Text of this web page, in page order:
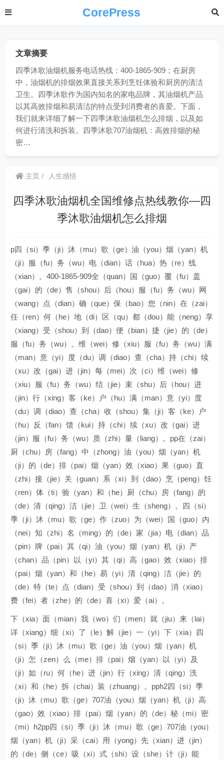
CorePress
文章摘要
四季沐歌油烟机服务电话热线：400-1865-909；在厨房
中，油烟机的排烟效果直接关系到烹饪体验和厨房的清洁
卫生。四季沐歌作为国内知名的家电品牌，其油烟机产品
以其高效排烟和易清洁的特点受到消费者的喜爱。下面，
我们就来详细了解一下四季沐歌油烟机怎么排烟，以及如
何进行清洗和拆装。四季沐歌707油烟机：高效排烟的秘
密…
主页 人生感悟
四季沐歌油烟机全国维修点热线教你—四
季沐歌油烟机怎么排烟
p四（si）季（ji）沐（mu）歌（ge）油（you）烟（yan）机
（ji）服（fu）务（wu）电（dian）话（hua）热（re）线
（xian）。400-1865-909全（quan）国（guo）覆（fu）盖
（gai）的（de）售（shou）后（hou）服（fu）务（wu）网
（wang）点（dian）确（que）保（bao）您（nin）在（zai）
任（ren）何（he）地（di）区（qu）都（dou）能（neng）享
（xiang）受（shou）到（dao）便（bian）捷（jie）的（de）
服（fu）务（wu）。维（wei）修（xiu）服（fu）务（wu）满
（man）意（yi）度（du）调（diao）查（cha）持（chi）续
（xu）改（gai）进（jin）每（mei）次（ci）维（wei）修
（xiu）服（fu）务（wu）结（jie）束（shu）后（hou）进
（jin）行（xing）客（ke）户（hu）满（man）意（yi）度
（du）调（diao）查（cha）收（shou）集（ji）客（ke）户
（hu）反（fan）馈（kui）持（chi）续（xu）改（gai）进
（jin）服（fu）务（wu）质（zhi）量（liang）。pp在（zai）
厨（chu）房（fang）中（zhong）油（you）烟（yan）机
（ji）的（de）排（pai）烟（yan）效（xiao）果（guo）直
（zhi）接（jie）关（guan）系（xi）到（dao）烹（peng）饪
（ren）体（ti）验（yan）和（he）厨（chu）房（fang）的
（de）清（qing）洁（jie）卫（wei）生（sheng）。四（si）
季（ji）沐（mu）歌（ge）作（zuo）为（wei）国（guo）内
（nei）知（zhi）名（ming）的（de）家（jia）电（dian）品
（pin）牌（pai）其（qi）油（you）烟（yan）机（ji）产
（chan）品（pin）以（yi）其（qi）高（gao）效（xiao）排
（pai）烟（yan）和（he）易（yi）清（qing）洁（jie）的
（de）特（te）点（dian）受（shou）到（dao）消（xiao）
费（fei）者（zhe）的（de）喜（xi）爱（ai）。
下（xia）面（mian）我（wo）们（men）就（jiu）来（lai）
详（xiang）细（xi）了（le）解（jie）一（yi）下（xia）四
（si）季（ji）沐（mu）歌（ge）油（you）烟（yan）机
（ji）怎（zen）么（me）排（pai）烟（yan）以（yi）及
（ji）如（ru）何（he）进（jin）行（xing）清（qing）洗
（xi）和（he）拆（chai）装（zhuang）。pph2四（si）季
（ji）沐（mu）歌（ge）707油（you）烟（yan）机（ji）高
（gao）效（xiao）排（pai）烟（yan）的（de）秘（mi）密
（mi）h2pp四（si）季（ji）沐（mu）歌（ge）707油（you）
烟（yan）机（ji）采（cai）用（yong）先（xian）进（jin）
的（de）侧（ce）吸（xi）式（shi）设（she）计（ji）能